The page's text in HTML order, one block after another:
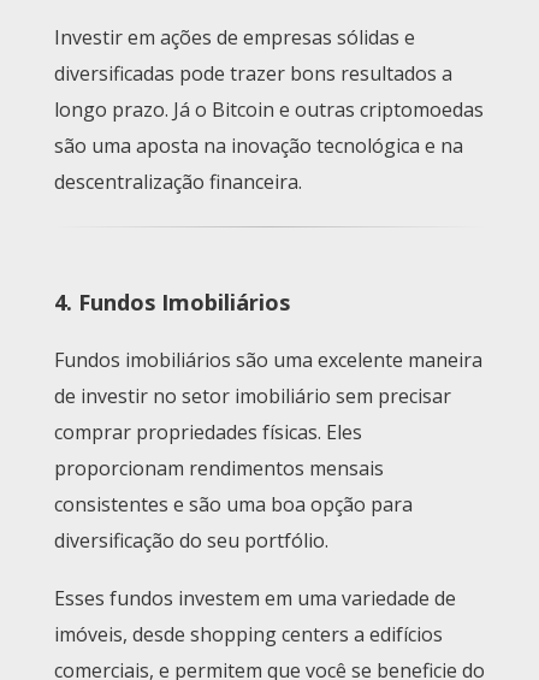
Investir em ações de empresas sólidas e
diversificadas pode trazer bons resultados a
longo prazo. Já o Bitcoin e outras criptomoedas
são uma aposta na inovação tecnológica e na
descentralização financeira.
4. Fundos Imobiliários
Fundos imobiliários são uma excelente maneira
de investir no setor imobiliário sem precisar
comprar propriedades físicas. Eles
proporcionam rendimentos mensais
consistentes e são uma boa opção para
diversificação do seu portfólio.
Esses fundos investem em uma variedade de
imóveis, desde shopping centers a edifícios
comerciais, e permitem que você se beneficie do